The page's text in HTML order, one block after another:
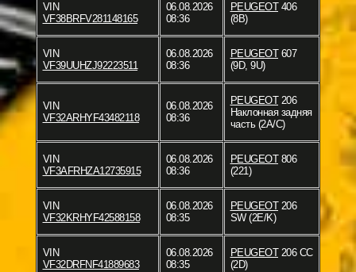
VIN
VF38BRFV281148165
06.08.2026
08:36
PEUGEOT406
(8B)
VIN
VF39UUHZJ92223511
06.08.2026
08:36
PEUGEOT607
(9D, 9U)
VIN
VF32ARHYF43482118
06.08.2026
08:36
PEUGEOT206
Наклонная задняя
часть (2A/C)
VIN
VF3AFRHZA12735915
06.08.2026
08:36
PEUGEOT806
(221)
VIN
VF32KRHYF42588158
06.08.2026
08:35
PEUGEOT206
SW (2E/K)
VIN
VF32DRFNF41889683
06.08.2026
08:35
PEUGEOT206 CC
(2D)